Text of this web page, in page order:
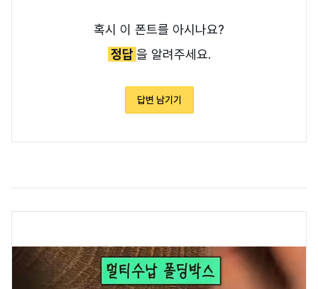
혹시 이 폰트를 아시나요?
정답을 알려주세요.
답변 남기기